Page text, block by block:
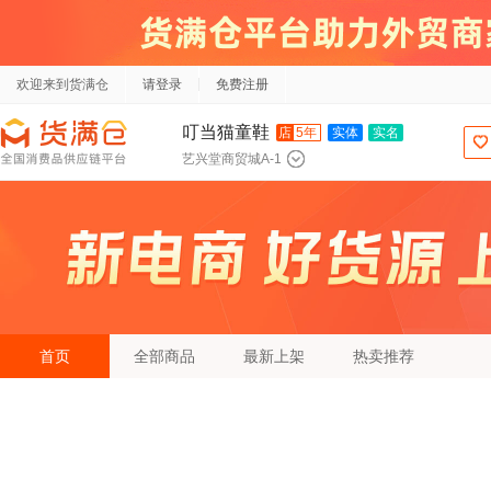
欢迎来到货满仓 请登录 免费注册
叮当猫童鞋 店 5年 实体
实名
艺兴堂商贸城A-1
首页 全部商品 最新上架 热卖推荐